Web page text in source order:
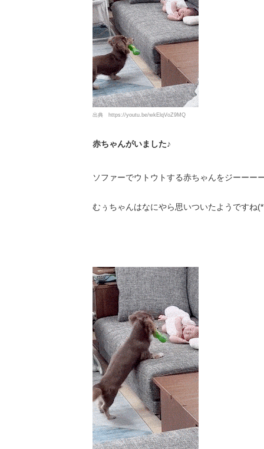
出典 https://youtu.be/wkElqVoZ9MQ
赤ちゃんがいました♪
ソファーでウトウトする赤ちゃんをジーーー
むぅちゃんはなにやら思いついたようですね